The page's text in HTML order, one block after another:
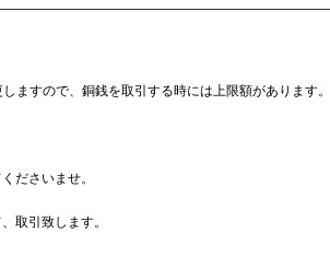
ますので、銅銭を取引する時には上限額があります。
ださいませ。
取引致します。